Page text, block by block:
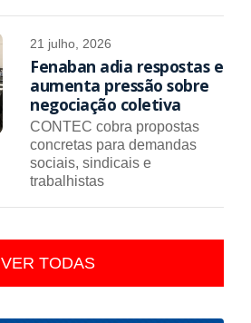
21 julho, 2026
Fenaban adia respostas e
aumenta pressão sobre
negociação coletiva
CONTEC cobra propostas
concretas para demandas
sociais, sindicais e
trabalhistas
VER TODAS